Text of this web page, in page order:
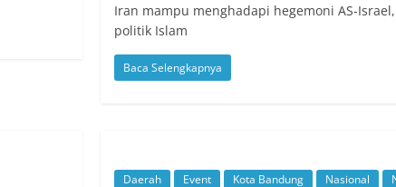
Iran mampu menghadapi hegemoni AS-
politik Islam
Baca Selengkapnya
Daerah Event Kota Bandung Nasional